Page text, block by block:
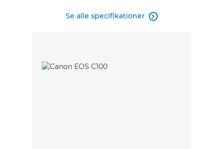
Se alle specifikationer 